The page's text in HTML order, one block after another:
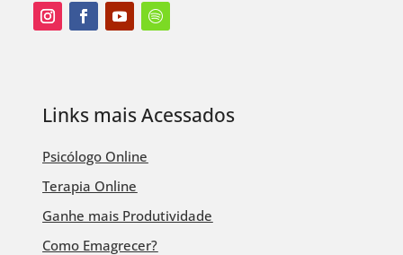
Links mais Acessados
Psicólogo Online
Terapia Online
Ganhe mais Produtividade
Como Emagrecer?